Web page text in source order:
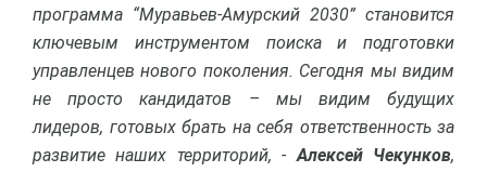
программа “Муравьев-Амурский 2030” становится
ключевым инструментом поиска и подготовки
управленцев нового поколения. Сегодня мы видим
не просто кандидатов – мы видим будущих
лидеров, готовых брать на себя ответственность за
развитие наших территорий, -Алексей Чекунков,